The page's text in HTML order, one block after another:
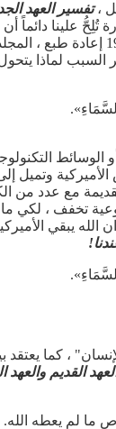
،تفسير العهد
علينا دائماً
لماذا
وتميل
تخفف ، لكي ما
يبقي
، كما
القديم والعهد
ما لم يعطه